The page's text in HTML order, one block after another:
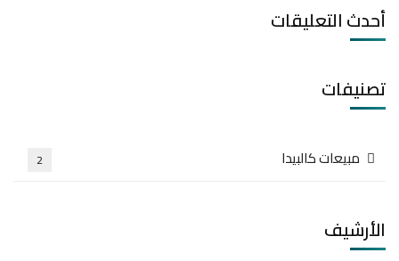
أحدث التعليقات
تصنيفات
مبيعات كالبيدا 2
الأرشيف